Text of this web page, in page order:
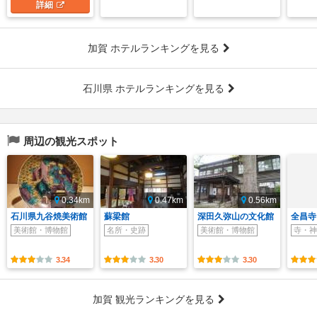
詳細
加賀 ホテルランキングを見る
石川県 ホテルランキングを見る
周辺の観光スポット
0.34km
石川県九谷焼美術館
美術館・博物館
3.34
0.47km
蘇梁館
名所・史跡
3.30
0.56km
深田久弥山の文化館
美術館・博物館
3.30
全昌寺
寺・
加賀 観光ランキングを見る